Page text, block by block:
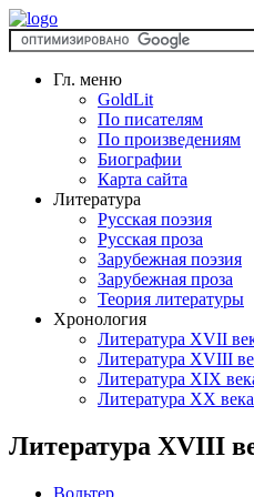
Гл. меню
GoldLit
По писателям
По произведениям
Биографии
Карта сайта
Литература
Русская поэзия
Русская проза
Зарубежная поэзия
Зарубежная проза
Теория литературы
Хронология
Литература XVII
Литература XVIII
Литература XIX
Литература XX века
Литература XVIII
Вольтер